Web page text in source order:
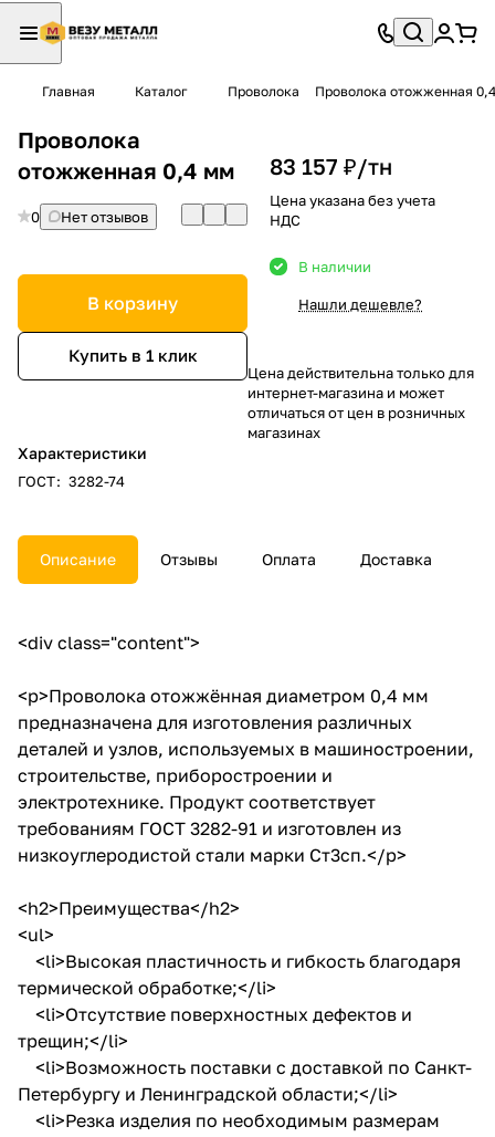
Главная Каталог Проволока Проволока отожженная
Проволока
отожженная 0,4 мм
0 Нет отзывов
В корзину
Купить в 1 клик
Характеристики
ГОСТ: 3282-74
83 157 ₽/тн
Цена указана без учета
НДС
В наличии
Нашли дешевле?
Цена действительна только для
интернет-магазина и может
отличаться от цен в розничных
магазинах
Описание Отзывы Оплата Доставка
<div class="content">
<p>Проволока отожжённая диаметром 0,4 мм
предназначена для изготовления различных
деталей и узлов, используемых в машиностроении,
строительстве, приборостроении и
электротехнике. Продукт соответствует
требованиям ГОСТ 3282-91 и изготовлен из
низкоуглеродистой стали марки Ст3сп.</p>
<h2>Преимущества</h2>
<ul>
<li>Высокая пластичность и гибкость благодаря
термической обработке;</li>
<li>Отсутствие поверхностных дефектов и
трещин;</li>
<li>Возможность поставки с доставкой по Санкт-
Петербургу и Ленинградской области;</li>
<li>Резка изделия по необходимым размерам